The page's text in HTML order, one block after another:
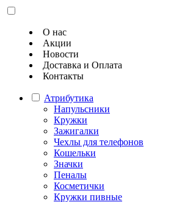
О нас
Акции
Новости
Доставка и Оплата
Контакты
Атрибутика
Напульсники
Кружки
Зажигалки
Чехлы для телефонов
Кошельки
Значки
Пеналы
Косметички
Кружки пивные